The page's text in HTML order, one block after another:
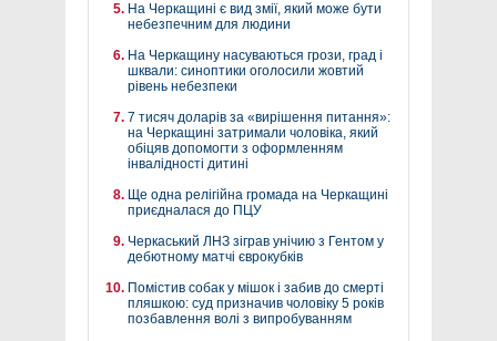
На Черкащині є вид змії, який може бути
небезпечним для людини
На Черкащину насуваються грози, град і
шквали: синоптики оголосили жовтий
рівень небезпеки
7 тисяч доларів за «вирішення питання»:
на Черкащині затримали чоловіка, який
обіцяв допомогти з оформленням
інвалідності дитині
Ще одна релігійна громада на Черкащині
приєдналася до ПЦУ
Черкаський ЛНЗ зіграв унічию з Гентом у
дебютному матчі єврокубків
Помістив собак у мішок і забив до смерті
пляшкою: суд призначив чоловіку 5 років
позбавлення волі з випробуванням